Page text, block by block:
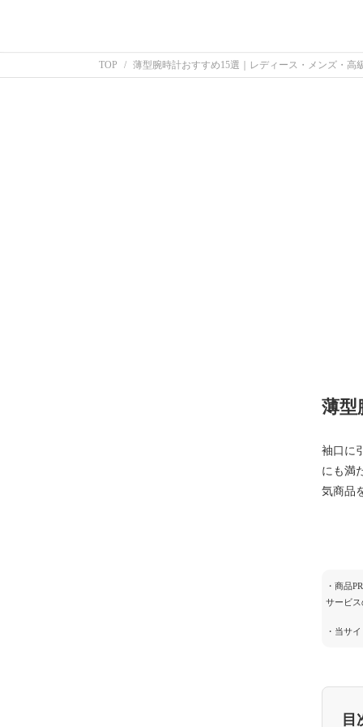
TOP 薄型腕時計おすすめ15選｜レディース・メンズ・高
薄型
袖口に
にも満
気商品
・商品
サービ
・当サ
目